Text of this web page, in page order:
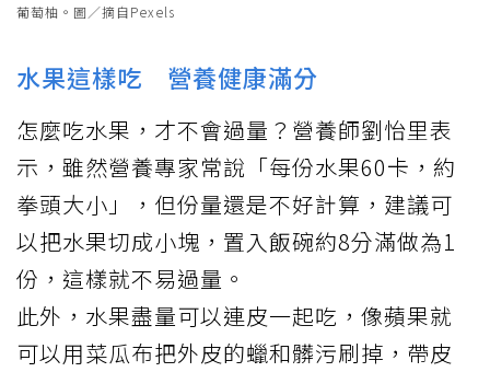
葡萄柚。圖／摘自Pexels
水果這樣吃 營養健康滿分
怎麼吃水果，才不會過量？營養師劉怡里表
示，雖然營養專家常說「每份水果60卡，約
拳頭大小」，但份量還是不好計算，建議可
以把水果切成小塊，置入飯碗約8分滿做為1
份，這樣就不易過量。
此外，水果盡量可以連皮一起吃，像蘋果就
可以用菜瓜布把外皮的蠟和髒污刷掉，帶皮